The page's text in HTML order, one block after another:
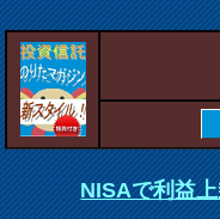
NISAで利益